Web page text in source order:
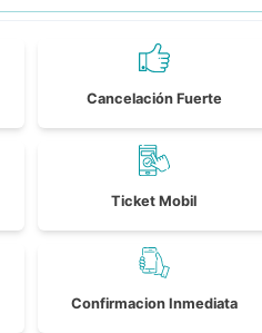
Cancelación Fuerte
Ticket Mobil
Confirmacion Inmediata